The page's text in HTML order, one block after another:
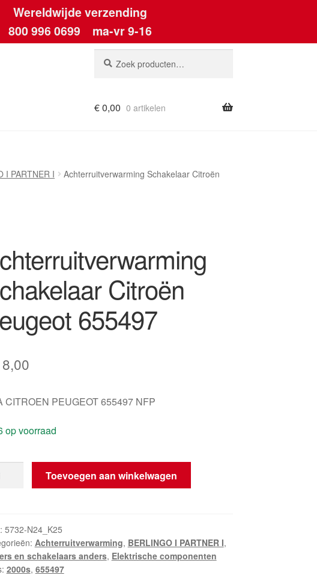
Wereldwijde verzending
800 996 0699 ma-vr 9-16
naar:
€0,00 0 artikelen
I PARTNER I
Achterruitverwarming Schakelaar Citroën
Citroën
655497
CITROEN PEUGEOT 655497 NFP
op voorraad
Toevoegen aan winkelwagen
5732-N24_K25
Achterruitverwarming, BERLINGO I PARTNER I,
en schakelaars anders, Elektrische componenten
2000s, 655497